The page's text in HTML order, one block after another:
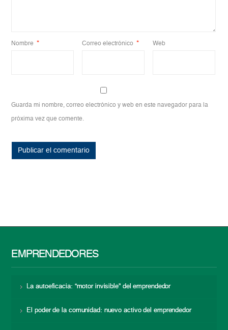
Nombre * Correo electrónico * Web
Guarda mi nombre, correo electrónico y web en este navegador para la
próxima vez que comente.
EMPRENDEDORES
La autoeficacia: “motor invisible” del emprendedor
El poder de la comunidad: nuevo activo del emprendedor